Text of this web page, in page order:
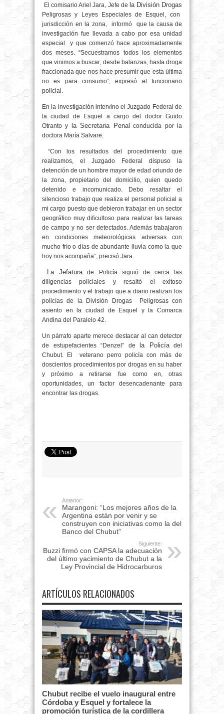
El comisario Ariel Jara, Jefe de la División Drogas
Peligrosas y Leyes Especiales de Esquel, con
jurisdicción en la zona, informó que la causa de
investigación fue llevada a cabo por esa unidad
especial y que comenzó hace aproximadamente
dos meses. “Secuestramos todos los elementos
que vinimos a buscar, desde balanzas, hasta droga
fraccionada que nos hace presumir que esta última
no es para consumo”, expresó el funcionario
policial.
En la investigación intervino el Juzgado Federal de
la ciudad de Esquel a cargo del doctor Guido
Otranto y
la Secretaria Penal conducida por la
doctora María Salvare.
“Con los resultados del procedimiento que
realizamos, el Juzgado Federal dispuso la
detención de un hombre mayor de edad oriundo de
la zona, propietario del domicilio, quien quedo
detenido e incomunicado. Debo resaltar el
silencioso trabajo que realiza el personal policial a
mi cargo puesto que debieron trabajar en un sector
geográfico muy dificultoso para realizar las tareas
de campo y no ser detectados. Además trabajaron
en condiciones meteorológicas adversas con
mucho frío o días de abundante lluvia como la que
hoy nos acompaña”, precisó Jara.
La Jefaturade Policía siguió de cerca las
diligencias policiales y resaltó el exitoso
procedimiento y el trabajo que a diario realizan los
policías de la División Drogas Peligrosas con
asiento en la ciudad de Esquel y la Comarca
Andina del Paralelo 42.
Un párrafo aparte merece destacar al can detector
de estupefacientes “Denzel” de
la Policíadel
Chubut. El veterano perro policía con más de
doscientos procedimientos por drogas en su haber
y próximo a retirarse fue como en, otras
oportunidades, un factor desencadenante para
encontrar las drogas.
Anterior:
Marangoni: “Los mejores años de la
Argentina están por venir y se
construyen con iniciativas como la del
Banco del Chubut”
Siguiente:
Buzzi firmó con CAPSA la adecuación
del último yacimiento de Chubut a la
Ley Provincial de Hidrocarburos
ARTÍCULOS RELACIONADOS
Chubut recibe el vuelo inaugural entre
Córdoba y Esquel y fortalece la
promoción turística de la cordillera